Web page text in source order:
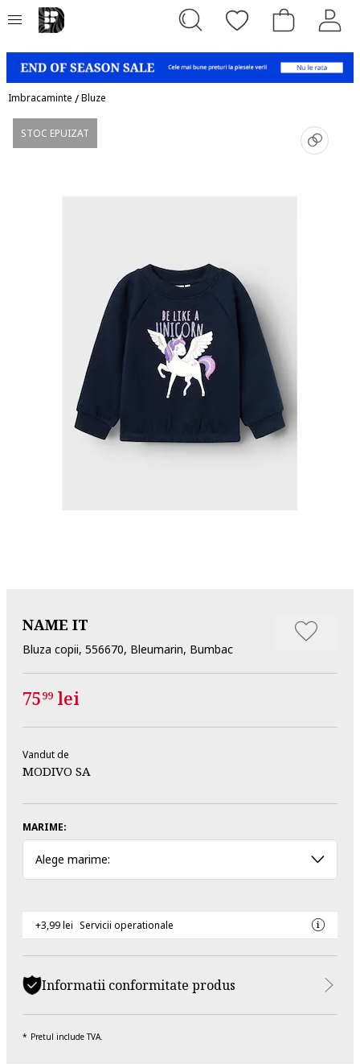
Imbracaminte /Bluze
STOC EPUIZAT
NAME IT
Bluza copii, 556670, Bleumarin, Bumbac
7599 lei
Vandut de
MODIVO SA
MARIME:
Alege marime:
+3,99 lei Servicii operationale
Informatii conformitate produs
Pretul include TVA.